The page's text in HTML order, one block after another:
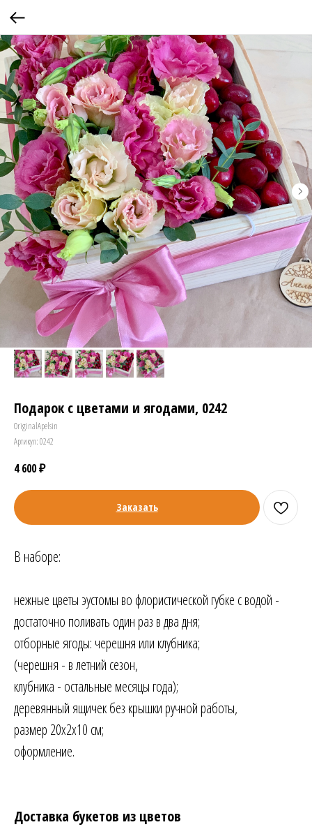
Подарок с цветами и ягодами, 0242
OriginalApelsin
Артикул:0242
4 600₽
Заказать
В наборе:
нежные цветы эустомы во флористической губке с водой -
достаточно поливать один раз в два дня;
отборные ягоды: черешня или клубника;
(черешня - в летний сезон,
клубника - остальные месяцы года);
деревянный ящичек без крышки ручной работы,
размер 20х2х10 см;
оформление.
Доставка букетов из цветов